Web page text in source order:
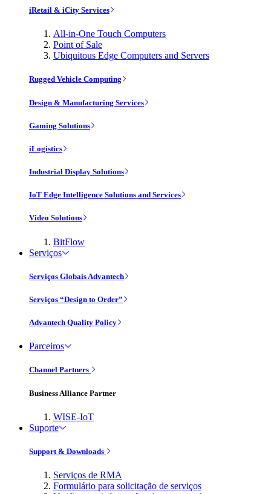
iRetail & iCity Services
All-in-One Touch Computers
Point of Sale
Ubiquitous Edge Computers and Servers
Rugged Vehicle Computing
Design & Manufacturing Services
Gaming Solutions
iLogistics
Industrial Display Solutions
IoT Edge Intelligence Solutions and Services
Video Solutions
BitFlow
Serviços
Serviços Globais Advantech
Serviços “Design to Order”
Advantech Quality Policy
Parceiros
Channel Partners
Business Alliance Partner
WISE-IoT
Suporte
Support & Downloads
Serviços de RMA
Formulário para solicitação de serviços